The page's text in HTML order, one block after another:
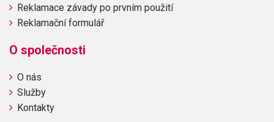
Reklamace závady po prvním použití
Reklamační formulář
O společnosti
O nás
Služby
Kontakty